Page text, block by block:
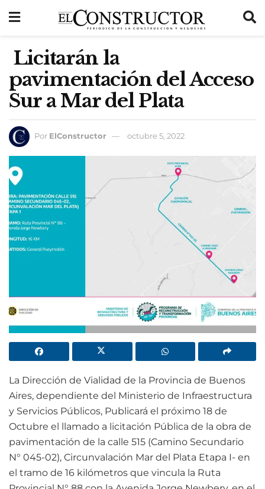
Licitarán la
pavimentación del Acceso
Sur a Mar del Plata
Por ElConstructor octubre 5, 2022
La Dirección de Vialidad de la Provincia de Buenos
Aires, dependiente del Ministerio de Infraestructura
y Servicios Públicos, Publicará el próximo 18 de
Octubre el llamado a licitación Pública de la obra de
pavimentación de la calle 515 (Camino Secundario
N° 045-02), Circunvalación Mar del Plata Etapa I- en
el tramo de 16 kilómetros que vincula la Ruta